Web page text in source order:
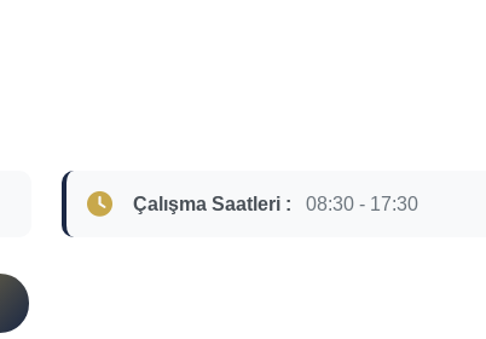
Çalışma Saatleri : 08:30 - 17:30